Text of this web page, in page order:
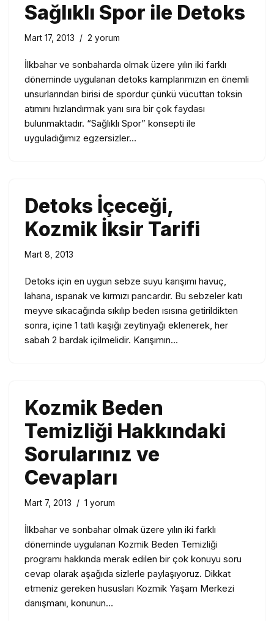
Sağlıklı Spor ile Detoks
Mart 17, 2013 2 yorum
İlkbahar ve sonbaharda olmak üzere yılın iki farklı
döneminde uygulanan detoks kamplarımızın en önemli
unsurlarından birisi de spordur çünkü vücuttan toksin
atımını hızlandırmak yanı sıra bir çok faydası
bulunmaktadır. “Sağlıklı Spor” konsepti ile
uyguladığımız egzersizler…
Detoks İçeceği,
Kozmik İksir Tarifi
Mart 8, 2013
Detoks için en uygun sebze suyu karışımı havuç,
lahana, ıspanak ve kırmızı pancardır. Bu sebzeler katı
meyve sıkacağında sıkılıp beden ısısına getirildikten
sonra, içine 1 tatlı kaşığı zeytinyağı eklenerek, her
sabah 2 bardak içilmelidir. Karışımın…
Kozmik Beden
Temizliği Hakkındaki
Sorularınız ve
Cevapları
Mart 7, 2013 1 yorum
İlkbahar ve sonbahar olmak üzere yılın iki farklı
döneminde uygulanan Kozmik Beden Temizliği
programı hakkında merak edilen bir çok konuyu soru
cevap olarak aşağıda sizlerle paylaşıyoruz. Dikkat
etmeniz gereken hususları Kozmik Yaşam Merkezi
danışmanı, konunun…